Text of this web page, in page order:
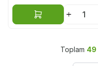
Sepete Ekle
Toplam 49